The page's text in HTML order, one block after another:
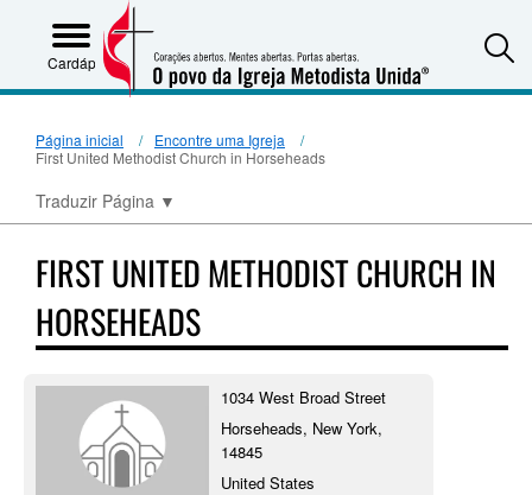
Cardápio
Página inicial
Encontre uma Igreja
First United Methodist Church in Horseheads
Traduzir Página ▼
FIRST UNITED METHODIST CHURCH IN
HORSEHEADS
1034 West Broad Street
Horseheads, New York,
14845
United States